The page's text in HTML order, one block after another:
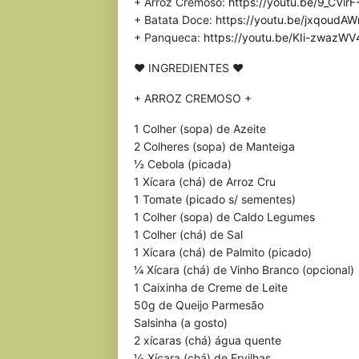
+ Batata Doce: https://youtu.be/
+ Panqueca: https://youtu.be/KIi-
♥ INGREDIENTES ♥
+ ARROZ CREMOSO +
1 Colher (sopa) de Azeite
2 Colheres (sopa) de Manteiga
½ Cebola (picada)
1 Xícara (chá) de Arroz Cru
1 Tomate (picado s/ sementes)
1 Colher (sopa) de Caldo Legumes
1 Colher (chá) de Sal
1 Xícara (chá) de Palmito (picado)
¼ Xícara (chá) de Vinho Branco (opcional)
1 Caixinha de Creme de Leite
50g de Queijo Parmesão
Salsinha (a gosto)
2 xícaras (chá) água quente